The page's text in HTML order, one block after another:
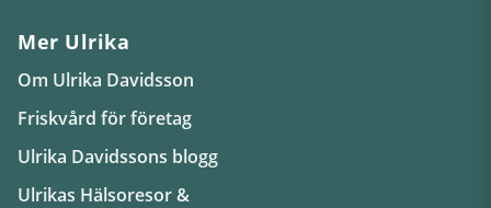
Mer Ulrika
Om Ulrika Davidsson
Friskvård för företag
Ulrika Davidssons blogg
Ulrikas Hälsoresor &